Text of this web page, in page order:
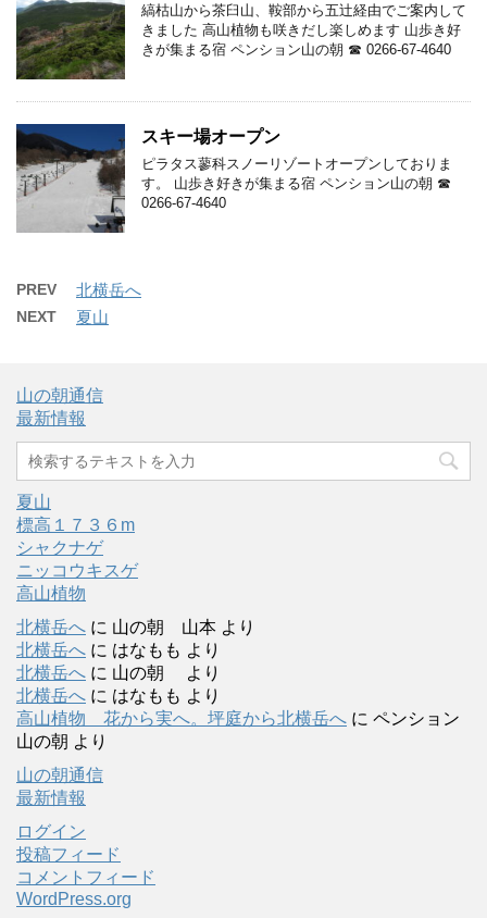
縞枯山から茶臼山、鞍部から五辻経由でご案内して
きました 高山植物も咲きだし楽しめます 山歩き好
きが集まる宿 ペンション山の朝 ☎ 0266-67-4640
スキー場オープン
ピラタス蓼科スノーリゾートオープンしておりま
す。 山歩き好きが集まる宿 ペンション山の朝 ☎
0266-67-4640
PREV 北横岳へ
NEXT 夏山
山の朝通信
最新情報
夏山
標高１７３６m
シャクナゲ
ニッコウキスゲ
高山植物
北横岳へ に 山の朝 山本 より
北横岳へ に はなもも より
北横岳へ に 山の朝
より
北横岳へ に はなもも より
高山植物 花から実へ。坪庭から北横岳へ に ペンション
山の朝 より
山の朝通信
最新情報
ログイン
投稿フィード
コメントフィード
WordPress.org